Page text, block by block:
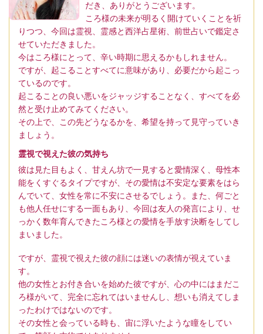
だき、ありがとうございます。
ころ様の未来が明るく開けていくことを祈
りつつ、今回は霊視、霊感と西洋占星術、前世占いで鑑定さ
せていただきました。
今はころ様にとって、辛い時期に思えるかもしれません。
ですが、起こることすべてに意味があり、必要だから起こっ
ているのです。
起こることの良い悪いをジャッジすることなく、すべてを必
然と受け止めてみてください。
その上で、この先どうなるかを、希望を持って見守っていき
ましょう。
霊視で視えた彼の気持ち
彼は見た目もよく、甘えん坊で一見すると愛情深く、母性本
能をくすぐるタイプですが、その愛情は不安定な要素をはら
んでいて、女性を常に不安にさせるでしょう。また、何ごと
も他人任せにする一面もあり、今回は友人の発言により、せ
っかく数年育んできたころ様との愛情を手放す決断をしてし
まいました。
ですが、霊視で視えた彼の顔には迷いの表情が視えていま
す。
他の女性とお付き合いを始めた彼ですが、心の中にはまだこ
ろ様がいて、完全に忘れてはいませんし、想いも消えてしま
ったわけではないのです。
その女性と会っている時も、宙に浮いたような瞳をしてい